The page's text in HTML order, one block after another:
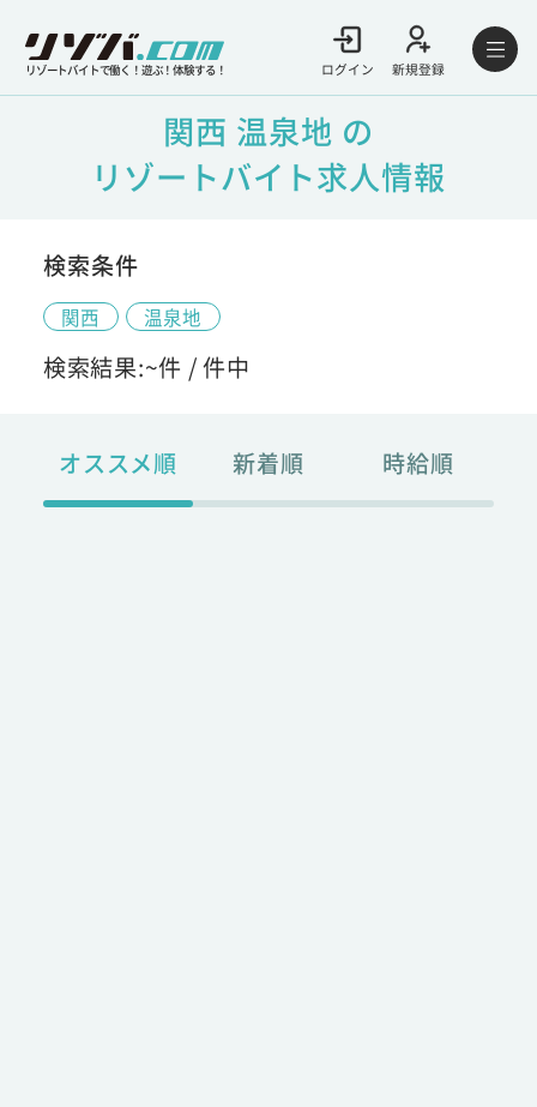
リゾートバイトで働く！遊ぶ！体験する！ ログイン 新規登録
関西 温泉地 の
リゾートバイト求人情報
検索条件
関西 温泉地
検索結果:~件 /件中
オススメ順 新着順 時給順